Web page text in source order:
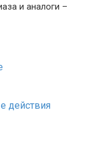
и аналоги –
действия